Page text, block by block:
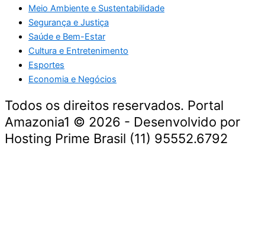
Meio Ambiente e Sustentabilidade
Segurança e Justiça
Saúde e Bem-Estar
Cultura e Entretenimento
Esportes
Economia e Negócios
Todos os direitos reservados. Portal
Amazonia1 © 2026 - Desenvolvido por
Hosting Prime Brasil (11) 95552.6792